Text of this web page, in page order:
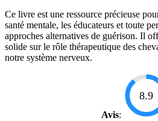
Ce livre est une ressource précieuse
santé mentale, les éducateurs et toute
approches alternatives de guérison. Il
solide sur le rôle thérapeutique des
notre système nerveux.
Avis:
8.9